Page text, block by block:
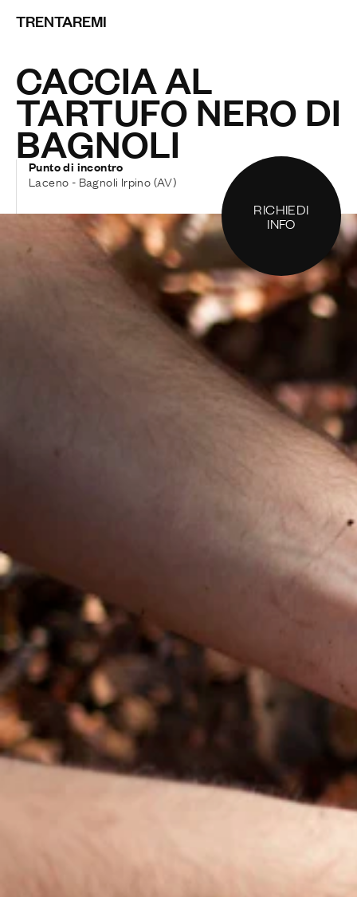
TRENTAREMI
CACCIA AL
TARTUFO NERO DI
BAGNOLI
Punto di incontro
Laceno - Bagnoli Irpino (AV)
RICHIEDI
INFO